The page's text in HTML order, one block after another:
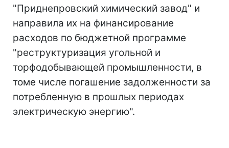
"Приднепровский химический завод" и
направила их на финансирование
расходов по бюджетной программе
"реструктуризация угольной и
торфодобывающей промышленности, в
томе числе погашение задолженности за
потребленную в прошлых периодах
электрическую энергию".